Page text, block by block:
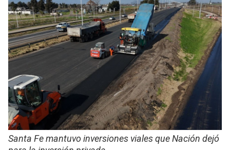
Santa Fe mantuvo inversiones viales que Nación dejó